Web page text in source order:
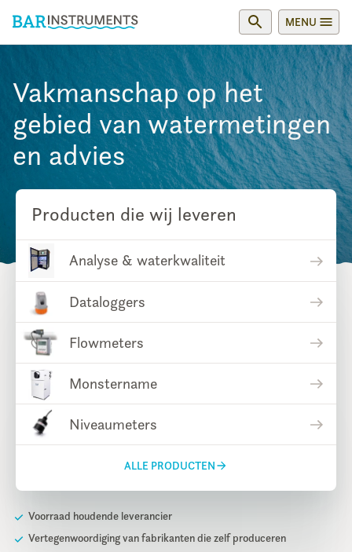
MENU
Vakmanschap op het
gebied van water­metingen
en advies
Producten die wij leveren
Analyse & waterkwaliteit
Dataloggers
Flowmeters
Monstername
Niveaumeters
ALLE PRODUCTEN
Voorraad houdende leverancier
Vertegenwoordiging van fabrikanten die zelf produceren